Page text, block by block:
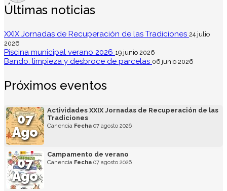
Últimas noticias
XXIX Jornadas de Recuperación de las Tradiciones 24 julio
2026
Piscina municipal verano 2026 19 junio 2026
Bando: limpieza y desbroce de parcelas 06 junio 2026
Próximos eventos
07
Ago
Actividades XXIX Jornadas de Recuperación de las
Tradiciones
Canencia Fecha 07 agosto 2026
07
Ago
Campamento de verano
Canencia Fecha 07 agosto 2026